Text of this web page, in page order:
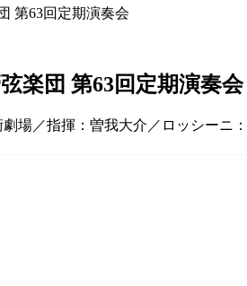
楽団 第63回定期演奏会
劇場／指揮：曽我大介／ロッシー